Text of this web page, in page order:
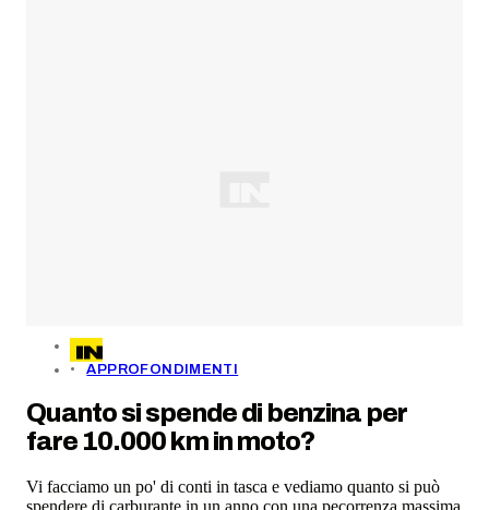
APPROFONDIMENTI
Quanto si spende di benzina per
fare 10.000 km in moto?
Vi facciamo un po' di conti in tasca e vediamo quanto si può
spendere di carburante in un anno con una pecorrenza massima